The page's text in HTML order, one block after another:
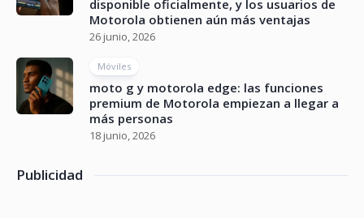
disponible oficialmente, y los usuarios de
Motorola obtienen aún más ventajas
26 junio, 2026
Móviles
moto g y motorola edge: las funciones
premium de Motorola empiezan a llegar a
más personas
18 junio, 2026
Publicidad